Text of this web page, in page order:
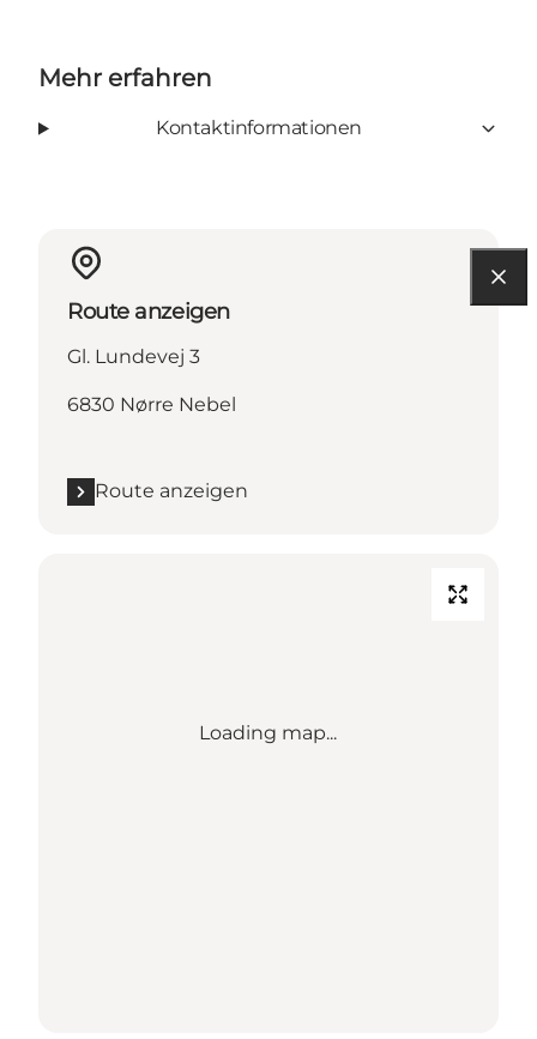
Mehr erfahren
Kontaktinformationen
Route anzeigen
Gl. Lundevej 3
6830 Nørre Nebel
Route anzeigen
Loading map...